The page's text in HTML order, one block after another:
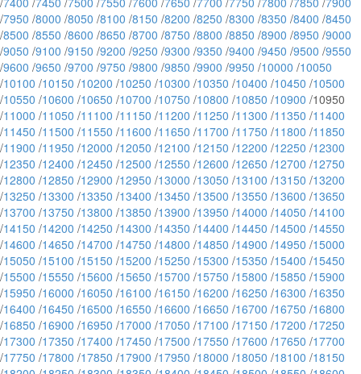
/7950 /8000 /8050 /8100 /8150 /8200 /8250 /8300 /8350 /8400 /8450
/8500 /8550 /8600 /8650 /8700 /8750 /8800 /8850 /8900 /8950 /9000
/9050 /9100 /9150 /9200 /9250 /9300 /9350 /9400 /9450 /9500 /9550
/9600 /9650 /9700 /9750 /9800 /9850 /9900 /9950 /10000 /10050
/10100 /10150 /10200 /10250 /10300 /10350 /10400 /10450 /10500
/10550 /10600 /10650 /10700 /10750 /10800 /10850 /10900 /10950
/11000 /11050 /11100 /11150 /11200 /11250 /11300 /11350 /11400
/11450 /11500 /11550 /11600 /11650 /11700 /11750 /11800 /11850
/11900 /11950 /12000 /12050 /12100 /12150 /12200 /12250 /12300
/12350 /12400 /12450 /12500 /12550 /12600 /12650 /12700 /12750
/12800 /12850 /12900 /12950 /13000 /13050 /13100 /13150 /13200
/13250 /13300 /13350 /13400 /13450 /13500 /13550 /13600 /13650
/13700 /13750 /13800 /13850 /13900 /13950 /14000 /14050 /14100
/14150 /14200 /14250 /14300 /14350 /14400 /14450 /14500 /14550
/14600 /14650 /14700 /14750 /14800 /14850 /14900 /14950 /15000
/15050 /15100 /15150 /15200 /15250 /15300 /15350 /15400 /15450
/15500 /15550 /15600 /15650 /15700 /15750 /15800 /15850 /15900
/15950 /16000 /16050 /16100 /16150 /16200 /16250 /16300 /16350
/16400 /16450 /16500 /16550 /16600 /16650 /16700 /16750 /16800
/16850 /16900 /16950 /17000 /17050 /17100 /17150 /17200 /17250
/17300 /17350 /17400 /17450 /17500 /17550 /17600 /17650 /17700
/17750 /17800 /17850 /17900 /17950 /18000 /18050 /18100 /18150